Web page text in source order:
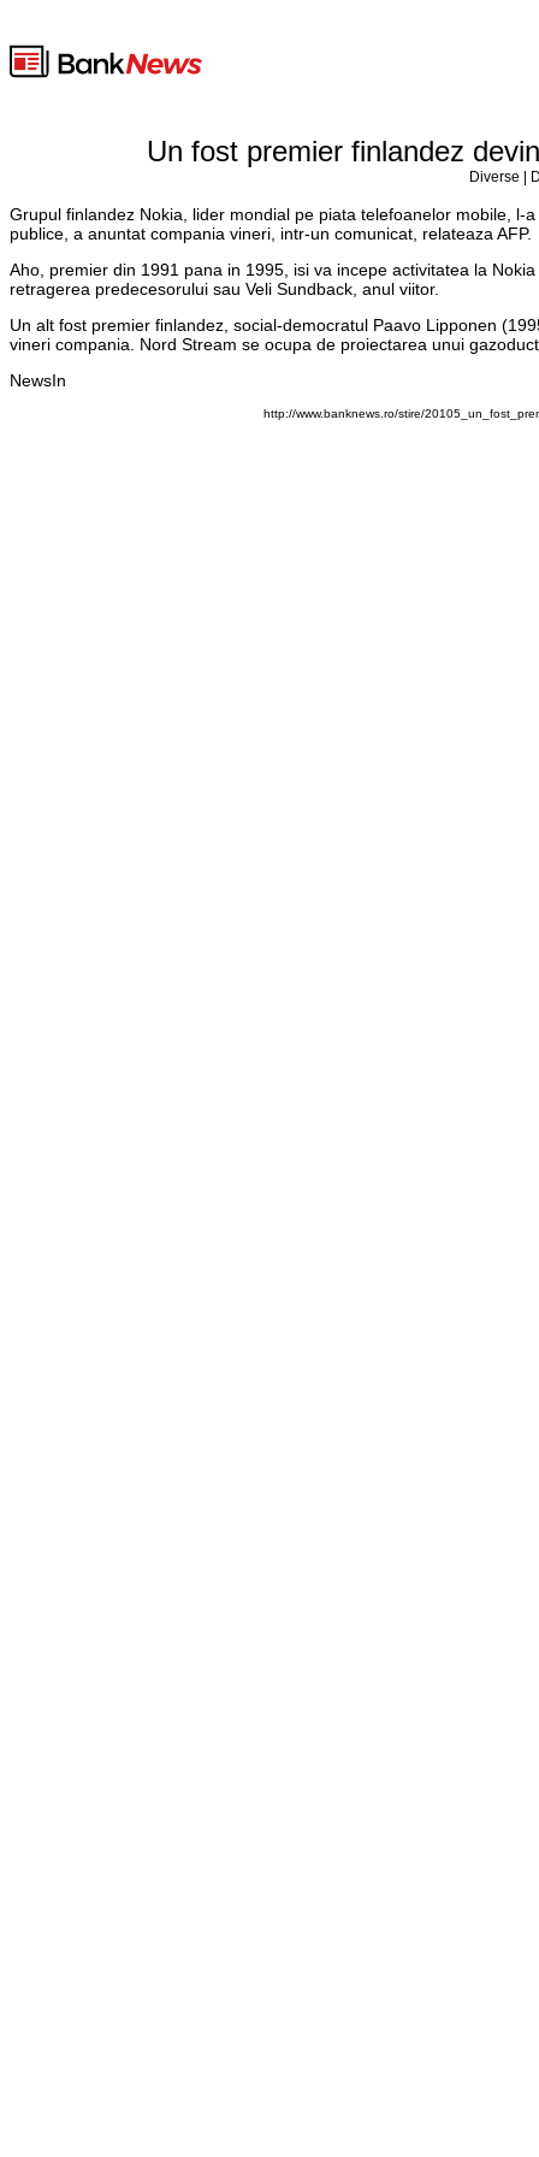
Un fost premier finlandez
Diverse |
Grupul finlandez Nokia, lider mondial pe piata telefoanelor mobile,
publice, a anuntat compania vineri, intr-un comunicat, relateaza AFP.
Aho, premier din 1991 pana in 1995, isi va incepe activitatea la
retragerea predecesorului sau Veli Sundback, anul viitor.
Un alt fost premier finlandez, social-democratul Paavo Lipponen
vineri compania. Nord Stream se ocupa de proiectarea unui
NewsIn
http://www.banknews.ro/stire/